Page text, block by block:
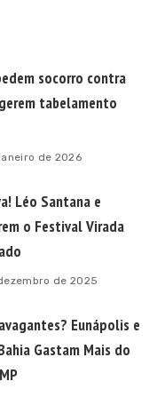
socorro contra
tabelamento
de 2026
Léo Santana e
o Festival Virada
de 2025
Eunápolis e
Gastam Mais do